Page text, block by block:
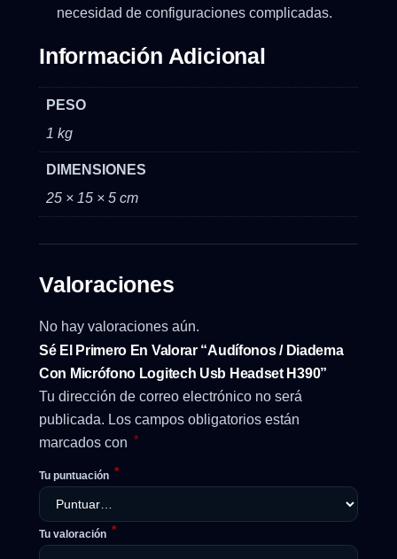
necesidad de configuraciones complicadas.
Información Adicional
PESO
1 kg
DIMENSIONES
25 × 15 × 5 cm
Valoraciones
No hay valoraciones aún.
Sé El Primero En Valorar “Audífonos / Diadema
Con Micrófono Logitech Usb Headset H390”
Tu dirección de correo electrónico no será
publicada. Los campos obligatorios están
marcados con *
Tu puntuación *
Tu valoración *